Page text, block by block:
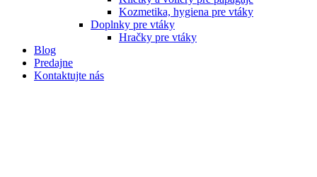
Kozmetika, hygiena pre vtáky
Doplnky pre vtáky
Hračky pre vtáky
Blog
Predajne
Kontaktujte nás